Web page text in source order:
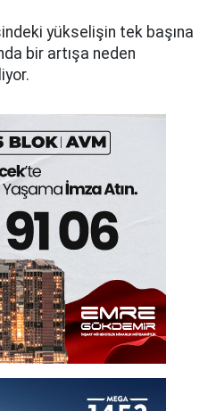
yükselişin tek başına
bir artışa neden